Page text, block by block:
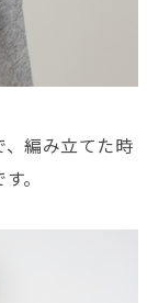
、編み立てた時
。